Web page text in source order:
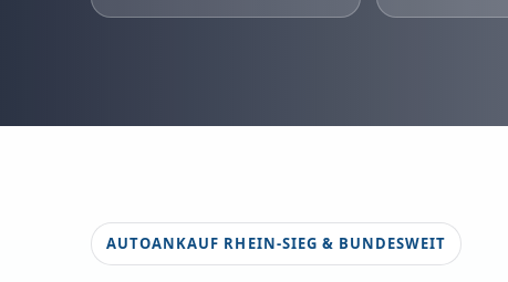
AUTOANKAUF RHEIN-SIEG & BUNDESWEIT